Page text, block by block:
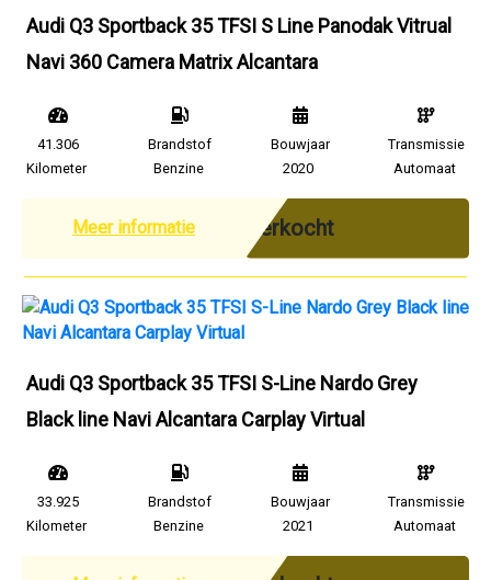
Audi Q3 Sportback 35 TFSI S Line Panodak Vitrual
Navi 360 Camera Matrix Alcantara
41.306
Kilometer
Brandstof
Benzine
Bouwjaar
2020
Transmissie
Automaat
Meer informatie Verkocht
Audi Q3 Sportback 35 TFSI S-Line Nardo Grey
Black line Navi Alcantara Carplay Virtual
33.925
Kilometer
Brandstof
Benzine
Bouwjaar
2021
Transmissie
Automaat